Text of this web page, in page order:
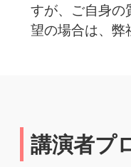
すが、ご自身の
望の場合は、弊
講演者プ